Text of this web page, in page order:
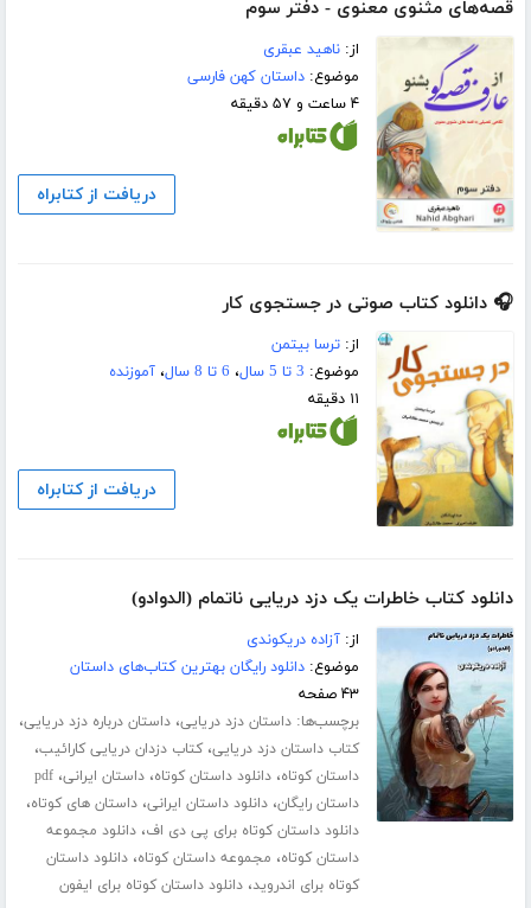
قصه‌های مثنوی معنوی - دفتر سوم
از:ناهید عبقری
موضوع:داستان کهن فارسی
۴ ساعت و ۵۷ دقیقه
دریافت از کتابراه
🎧 دانلود کتاب صوتی در جستجوی کار
از:ترسا بیتمن
موضوع: 3 تا 5 سال ، 6 تا 8 سال ،آموزنده
۱۱ دقیقه
دریافت از کتابراه
دانلود کتاب خاطرات یک دزد دریایی ناتمام (الدوادو)
از:آزاده دریکوندی
موضوع:دانلود رایگان بهترین کتاب‌های داستان
۴۳ صفحه
برچسب‌ها:داستان دزد دریایی،داستان درباره دزد دریایی،
کتاب داستان دزد دریایی،کتاب دزدان دریایی کارائیب،
داستان کوتاه،دانلود داستان کوتاه،داستان ایرانی،pdf
داستان رایگان،دانلود داستان ایرانی،داستان های کوتاه،
دانلود داستان کوتاه برای پی دی اف،دانلود مجموعه
داستان کوتاه، مجموعه داستان کوتاه،دانلود داستان
کوتاه برای اندروید،دانلود داستان کوتاه برای ایفون